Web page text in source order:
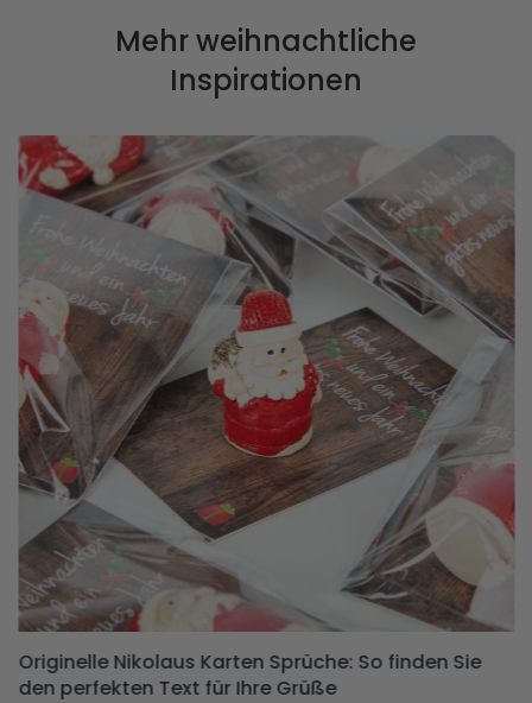
Mehr weihnachtliche
Inspirationen
Originelle Nikolaus Karten Sprüche: So finden Sie
den perfekten Text für Ihre Grüße